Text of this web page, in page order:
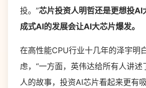
投。”芯片投资人明哲还是更想投AI
成式AI的发展会让AI大芯片爆发。
在高性能CPU行业十几年的泽宇明
虑，“一方面，英伟达给所有人讲述
人的故事，投资AI芯片看起来更有